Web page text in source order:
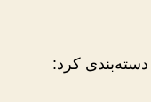
کرد: